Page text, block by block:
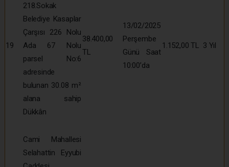
19
218.Sokak
Belediye Kasaplar
Çarşısı 226 Nolu
Ada 67 Nolu
parsel No:6
adresinde
bulunan 30.08 m²
alana sahip
Dükkân
38.400,00
TL
13/02/2025
Perşembe
Günü Saat
10:00’da
1.152,00 TL 3 Yıl
Cami Mahallesi
Selahattin Eyyubi